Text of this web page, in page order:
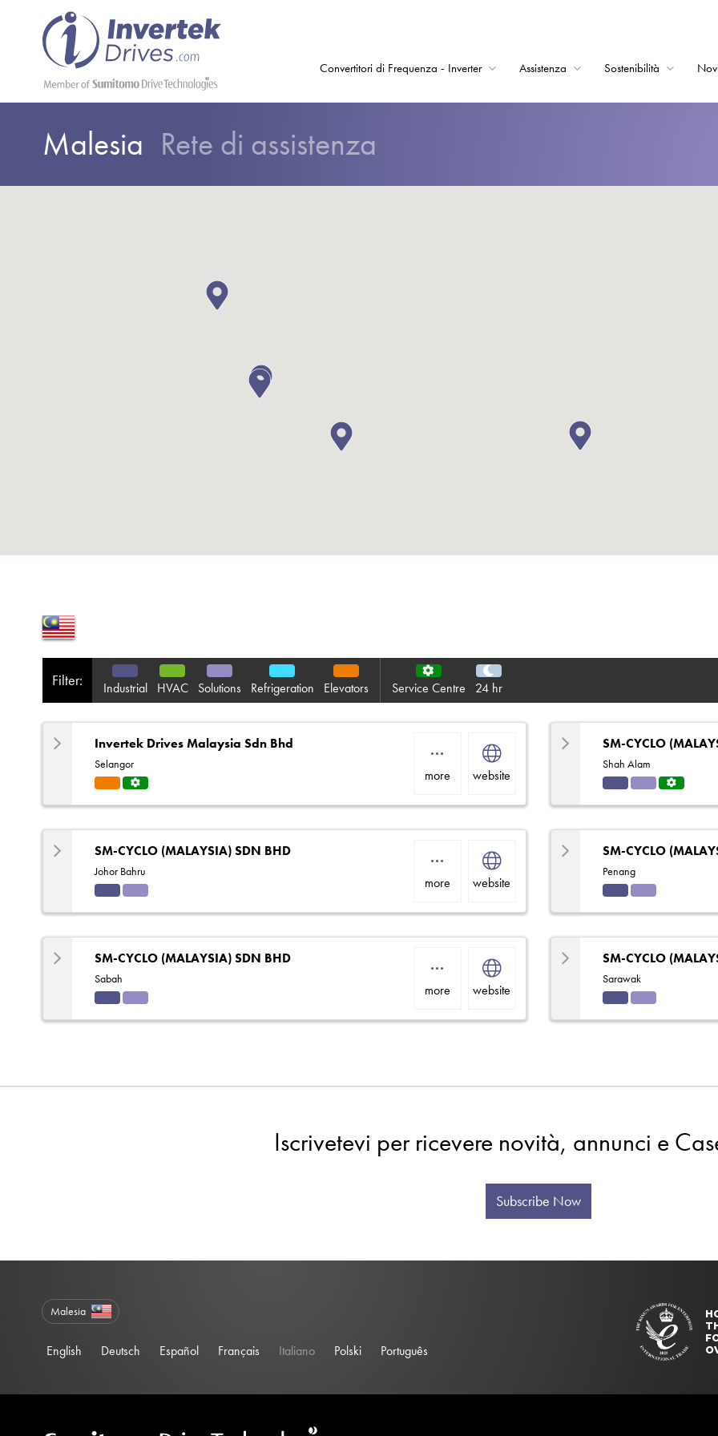
Convertitori di Frequenza - Inverter Assistenza Sostenibilità
Malesia Rete di assistenza
Filter: Industrial HVAC Solutions Refrigeration Elevators Service Centre 24 hr
Invertek Drives Malaysia Sdn Bhd
Selangor
tors
ce
more website
SM-CYCLO
Shah Alam
strial ions
ce
SM-CYCLO (MALAYSIA) SDN BHD
Johor Bahru
strial ions
more website
SM-CYCLO
Penang
strial ions
SM-CYCLO (MALAYSIA) SDN BHD
Sabah
strial ions
more website
SM-CYCLO
Sarawak
strial ions
Iscrivetevi per ricevere novità, annunci e
Subscribe Now
Malesia
English Deutsch Español Français Italiano Polski Português